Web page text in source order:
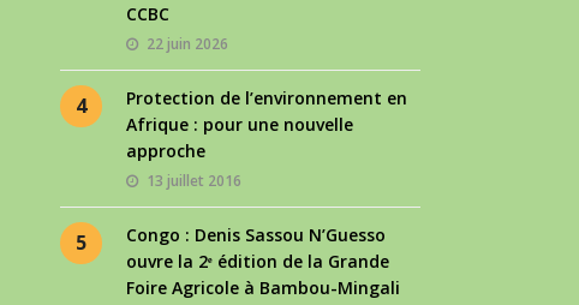
CCBC
22 juin 2026
4
Protection de l’environnement en
Afrique : pour une nouvelle
approche
13 juillet 2016
5
Congo : Denis Sassou N’Guesso
ouvre la 2ᵉ édition de la Grande
Foire Agricole à Bambou-Mingali